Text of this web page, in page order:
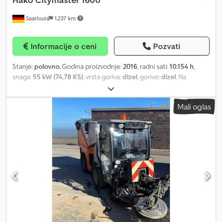
testiranje) Rezervoar za otpad od nerđajućeg čelika
Rezervoar za čistu vodu 180 litara Sopstvena težina oko 1.950 kg
Dozvoljena ukupna težina 3.500 kg Dužina: 4.510 mm / Širina: 1.210
km/h Paket za smanjenje buke Radni broj obrtaja, biranje 1.600 -
2.400 obrtaja u minuti (ECO/Standard/MAX) Motor: 4-cilindrični
Hatz industrijski dizel motor, hlađen vodom Niska emisija štetnih
gasova Euro 5 Rezervoar za gorivo oko 60 litara Hidrostatni pogon
na sva četiri točka Hidraulični sistem sa dva kruga: Krug 1 (prednji)
0–50/0–70 l/min, 225 bara; Krug 2 (zadnji) 0–20/25/30 l/min, 195 bara
Hidraulična radna kočnica, aktivirana pedalom Kabina sa vazdušno
oslonjenim sedištem vozača Klimatizacija / grejanje Sistem za
prečišćavanje vode Priključak za hidrant Sistem doziranja
Dozvoljena ukupna težina: 3500 kg Sopstvena težina: 1950 kg
Posipač se pokreće i upravlja pomoću hidraulike mašine. Dodatne
mogućnosti upotrebe putem dodatnih priključaka od HAKO, kao
što su metla za čišćenje, snežni plug i kosilica za travu (nisu
uključeni u cenu). Greške, promene i mogućnost prodaje pre su
rezervisani. Prodajemo isključivo u skladu sa našim Opštim
Saarlouis 1.237 km
Informacije o ceni Pozvati
Stanje: polovno, Godina proizvodnje:2016, radni sati:10.154 h,
snaga: 55 kW (74,78 KS), vrsta goriva:dizel, gorivo:dizel, Na
prodaju je Hako Citymaster 1600 mašina za čišćenje ulica sa 10.154
radnih sati. Tehnički podaci: Dkedozlgwwepfx Aamor Proizvođač:
Hako Model: Citymaster 1600 Motor: Dizel Snaga: 55 kW / 75 KS
Zapremina motora: 1.968 cm³ Radna težina: oko 3.500 kg Serijski
broj: 149102603652 Boja: Narandžasta Gume: Pneumatske gume
Oprema / Istaknute karakteristike: Kompaktna mašina za čišćenje,
težine ispod 7,5 t Prednji rotirajući četka / Sistem sa 2 četke
Usisni/čistionički kontejner na zadnjoj strani Kabina sa dobrim
pregledom Grejanje / Komfortna kabina Dizel motor Izvedba sa
brzinom 40 km/h Priprema za zimsku službu Rotirajuća svetlosna
signalizacija = Dodatne informacije = Zapremina motora: 1.968 cm³
Maksimalna brzina: 40 km/h
Mali oglas